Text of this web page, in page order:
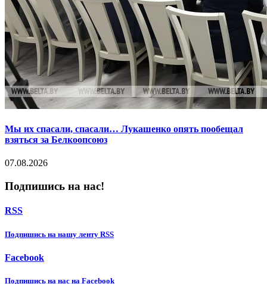
Мы их спасали, спасали… Лукашенко опять пообещал
взяться за Белкоопсоюз
07.08.2026
Подпишись на нас!
RSS
Подпишиcь на нашу ленту RSS
Facebook
Подпишиcь на нас на Facebook